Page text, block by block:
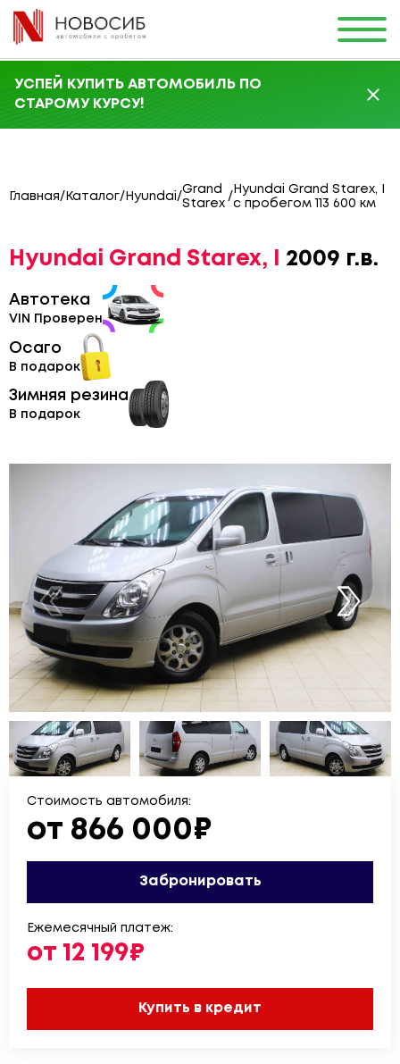
УСПЕЙ КУПИТЬ АВТОМОБИЛЬ ПО
СТАРОМУ КУРСУ!
Главная/ Каталог/ Hyundai/
Grand
Starex
/
Hyundai Grand Starex, I
с пробегом 113 600 км
Hyundai Grand Starex, I 2009 г.в.
Автотека
VIN Проверен
Осаго
В подарок
Зимняя резина
В подарок
Стоимость автомобиля:
от 866 000₽
Забронировать
Ежемесячный платеж:
от 12 199₽
Купить в кредит